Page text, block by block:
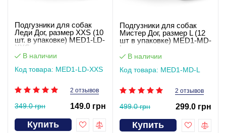
Подгузники для собак
Леди Дог, размер XXS (10
шт. в упаковке) MED1-LD-
XXS
В наличии
Код товара: MED1-LD-XXS
2 отзывов
349.0 грн 149.0 грн
Купить
Подгузники для собак
Мистер Дог, размер L (12
шт в упаковке) MED1-MD-
L
В наличии
Код товара: MED1-MD-L
2 отзывов
499.0 грн 299.0 грн
Купить